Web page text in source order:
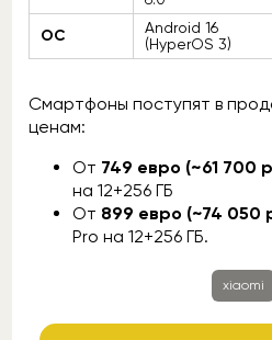
ОС
Android 16
(HyperOS 3)
Смартфоны поступят в
ценам:
От 749 евро (~61 700
на 12+256 ГБ
От 899 евро (~74 050
Pro на 12+256 ГБ.
xiaomi